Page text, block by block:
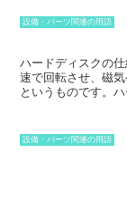
設備・パーツ関連の用語
ハードディスクの
速で回転させ、磁
というものです。
り、この磁界によ
データの読み出し
とで行われます。
回転から15000回
き速度が速くなり
設備・パーツ関連の用語